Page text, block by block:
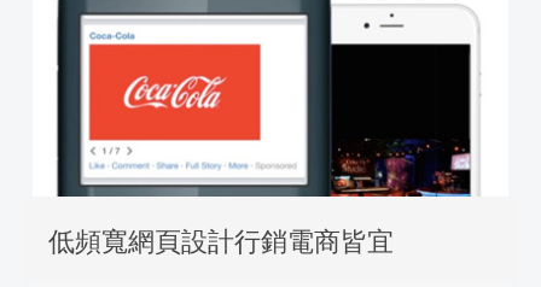
低頻寬網頁設計行銷電商皆宜